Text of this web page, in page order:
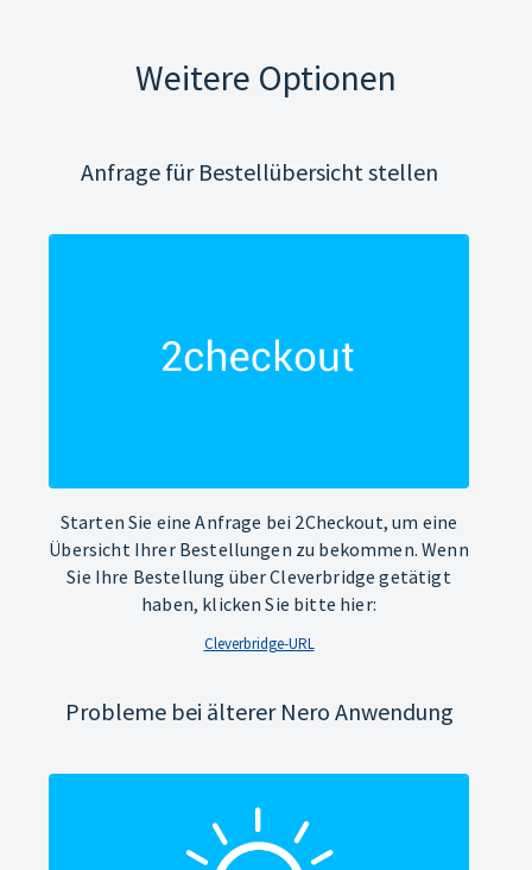
Weitere Optionen
Anfrage für Bestellübersicht stellen
Starten Sie eine Anfrage bei 2Checkout, um eine
Übersicht Ihrer Bestellungen zu bekommen. Wenn
Sie Ihre Bestellung über Cleverbridge getätigt
haben, klicken Sie bitte hier:
Cleverbridge-URL
Probleme bei älterer Nero Anwendung